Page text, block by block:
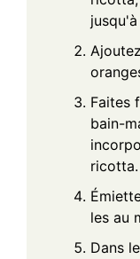
Faites
bain-
ricotta.
les au
Dans